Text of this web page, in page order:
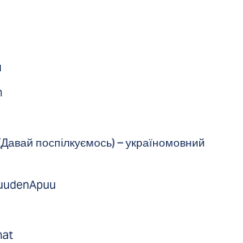
поспілкуємось) – україномовний